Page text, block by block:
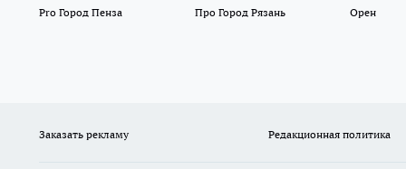
Pro Город Пенза Про Город Рязань Орен
Заказать рекламу Редакционная политика